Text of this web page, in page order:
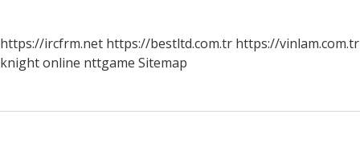
https://ircfrm.net https://bestltd.com.tr https://vinlam.com.tr
knight online nttgame Sitemap